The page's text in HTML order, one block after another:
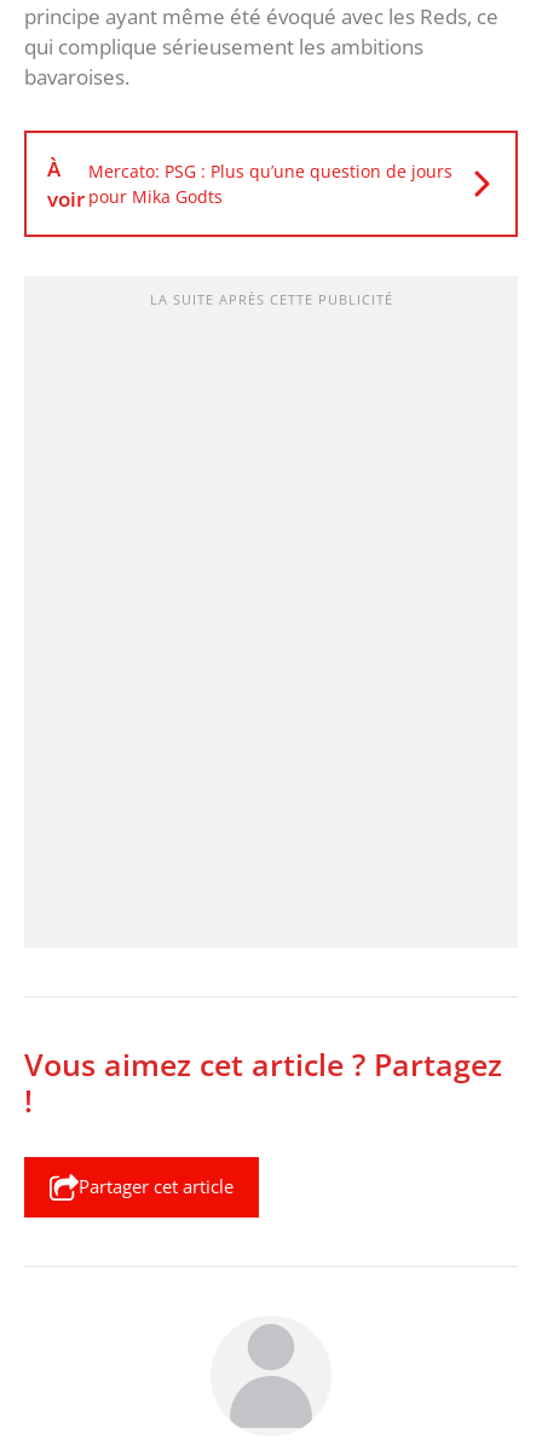
principe ayant même été évoqué avec les Reds, ce
qui complique sérieusement les ambitions
bavaroises.
À
voir
Mercato: PSG : Plus qu’une question de jours
pour Mika Godts
LA SUITE APRÈS CETTE PUBLICITÉ
Vous aimez cet article ? Partagez
!
Partager cet article